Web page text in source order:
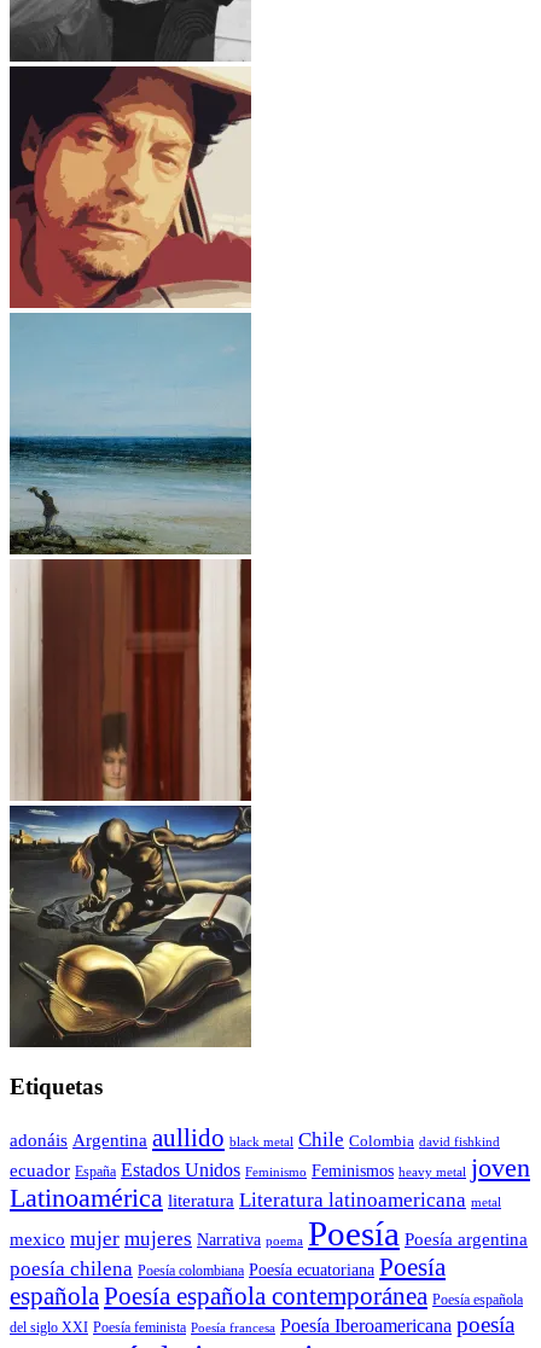
Etiquetas
adonáis Argentina aullido black metal Chile Colombia david fishkind
ecuador España Estados Unidos Feminismo Feminismos heavy metal joven
Latinoamérica literatura Literatura latinoamericana metal
mexico mujer mujeres Narrativa poema Poesía Poesía argentina
poesía chilena Poesía colombiana Poesía ecuatoriana Poesía
española Poesía española contemporánea Poesía española
del siglo XXI Poesía feminista Poesía francesa Poesía Iberoamericana poesía